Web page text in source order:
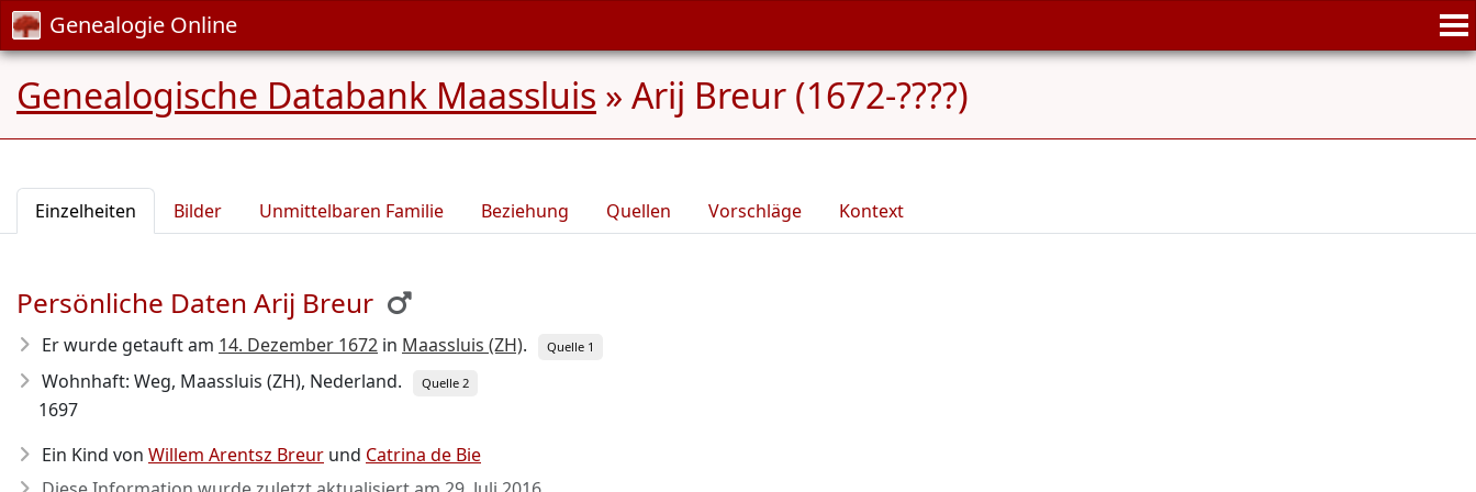
Genealogie Online
Genealogische Databank Maassluis » Arij Breur (1672-????)
Einzelheiten Bilder Unmittelbaren Familie Beziehung Quellen Vorschläge Kontext
Persönliche Daten Arij Breur
Er wurde getauft am 14. Dezember 1672 in Maassluis (ZH). Quelle 1
Wohnhaft: Weg, Maassluis (ZH), Nederland. Quelle 2
1697
Ein Kind von Willem Arentsz Breur und Catrina de Bie